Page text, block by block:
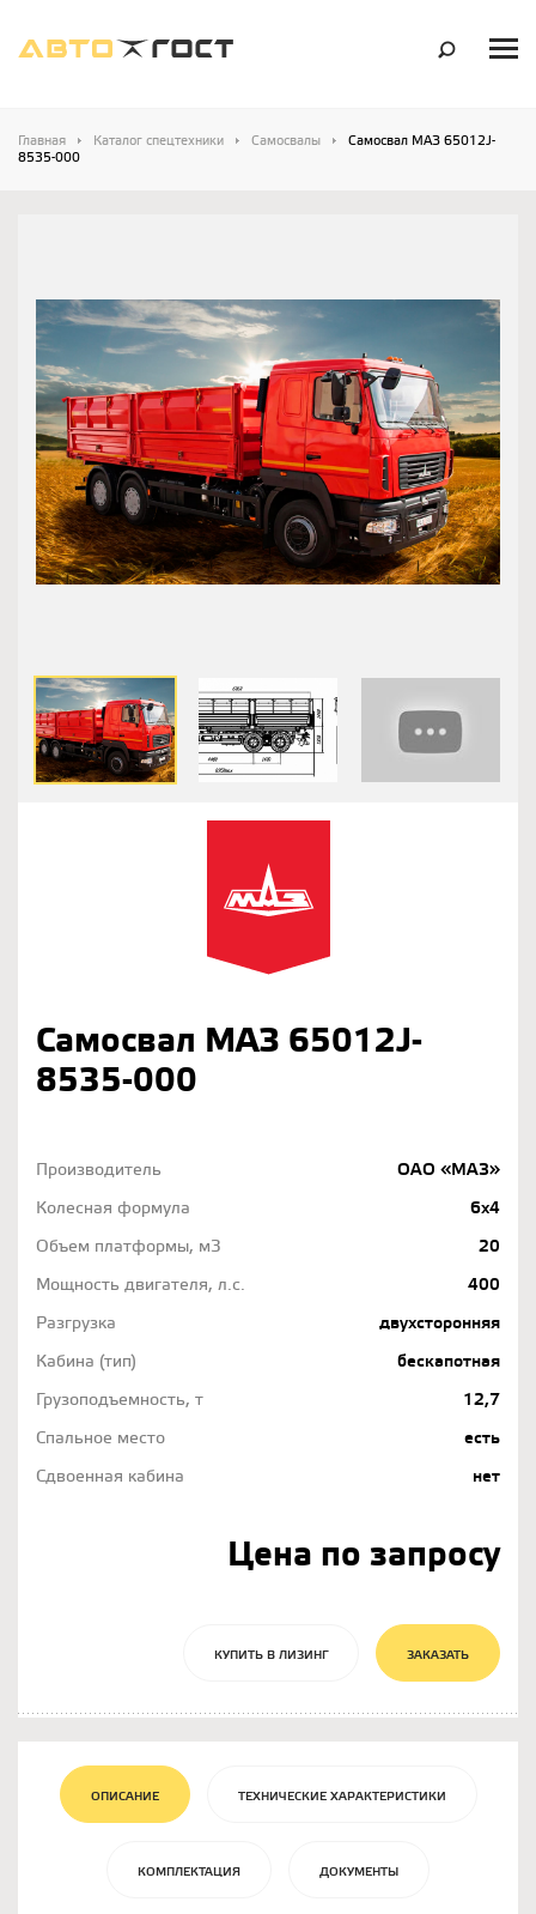
Главная Каталог спецтехники Самосвалы
Самосвал МАЗ 65012J-
8535-000
Самосвал МАЗ 65012J-
8535-000
Производитель
ОАО «МАЗ»
Колесная формула
6х4
Объем платформы, м3
20
Мощность двигателя, л.с.
400
Разгрузка
двухсторонняя
Кабина (тип)
бескапотная
Грузоподъемность, т
12,7
Спальное место
есть
Сдвоенная кабина
нет
Цена по запросу
КУПИТЬ В ЛИЗИНГ ЗАКАЗАТЬ
ОПИСАНИЕ ТЕХНИЧЕСКИЕ ХАРАКТЕРИСТИКИ
КОМПЛЕКТАЦИЯ ДОКУМЕНТЫ